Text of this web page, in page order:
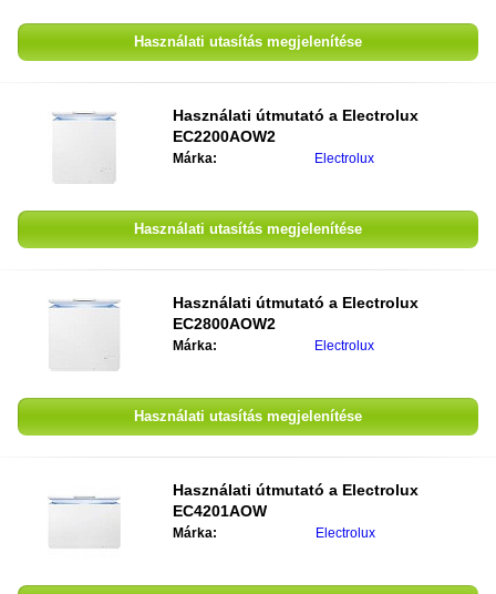
Használati utasítás megjelenítése
Használati útmutató a Electrolux
EC2200AOW2
Márka: Electrolux
Használati utasítás megjelenítése
Használati útmutató a Electrolux
EC2800AOW2
Márka: Electrolux
Használati utasítás megjelenítése
Használati útmutató a Electrolux
EC4201AOW
Márka: Electrolux